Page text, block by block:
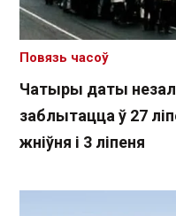
Чатыры даты
заблытацца ў 27
жніўня і 3 ліпеня
Повязь часоў